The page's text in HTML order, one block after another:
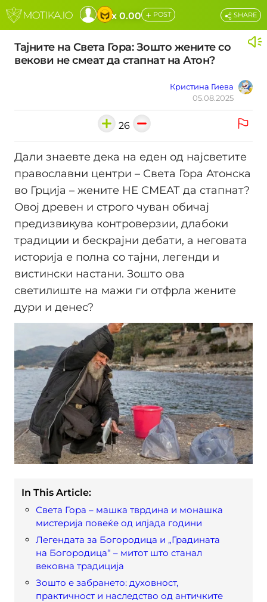
x 0.00 + POST
Тајните на Света Гора: Зошто жените со
векови не смеат да стапнат на Атон?
Кристина Гиева
05.08.2025
SHARE
26
Дали знаевте дека на еден од најсветите
православни центри – Света Гора Атонска
во Грција – жените НЕ СМЕАТ да стапнат?
Овој древен и строго чуван обичај
предизвикува контроверзии, длабоки
традиции и бескрајни дебати, а неговата
историја е полна со тајни, легенди и
вистински настани. Зошто ова
светилиште на мажи ги отфрла жените
дури и денес?
In This Article:
Света Гора – машка тврдина и монашка
мистерија повеќе од илјада години
Легендата за Богородица и „Градината
на Богородица“ – митот што станал
вековна традиција
Зошто е забрането: духовност,
практичност и наследство од античките